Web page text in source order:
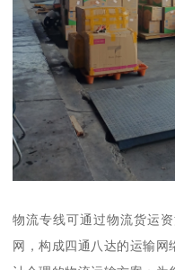
物流专线可通过物流货运
网，构成四通八达的运输